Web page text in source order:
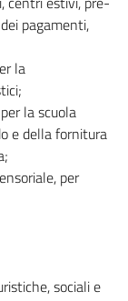
pagamenti,
la
la scuola
e della fornitura
per
sociali e